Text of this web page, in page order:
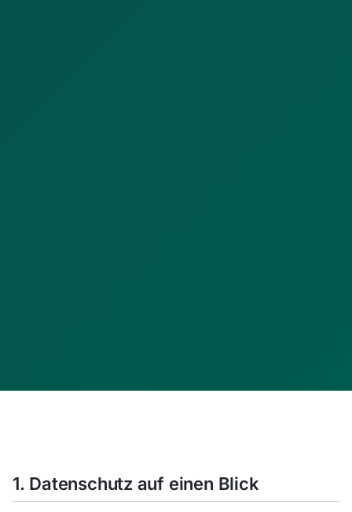
Datenschutzerklärung
1. Datenschutz auf einen Blick